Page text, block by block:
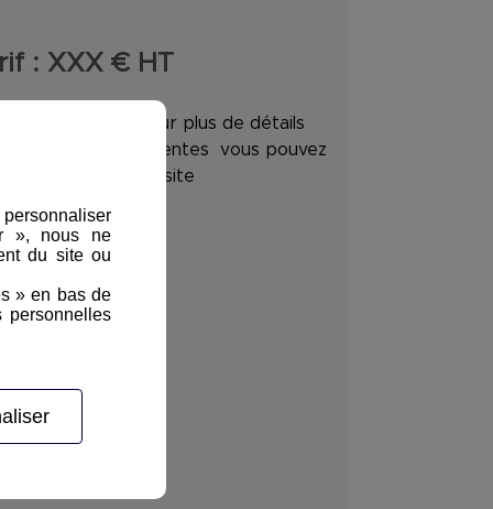
: XXX€ HT
hors livraison, pour plus de détails
conditions de ventes vous pouvez
sur notre site
personnaliser
», nous ne
du site ou
» en bas de